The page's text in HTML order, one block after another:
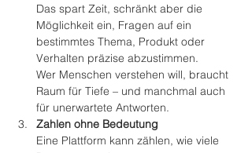
Das spart Zeit, schränkt aber die
Möglichkeit ein, Fragen auf ein
bestimmtes Thema, Produkt oder
Verhalten präzise abzustimmen.
Wer Menschen verstehen will, braucht
Raum für Tiefe – und manchmal auch
für unerwartete Antworten.
Zahlen ohne Bedeutung
Eine Plattform kann zählen, wie viele